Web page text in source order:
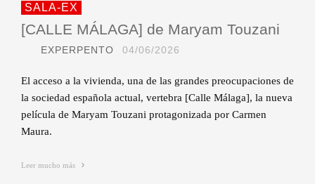
SALA-EX
[CALLE MÁLAGA] de Maryam Touzani
EXPERPENTO 04/06/2026
El acceso a la vivienda, una de las grandes preocupaciones de
la sociedad española actual, vertebra [Calle Málaga], la nueva
película de Maryam Touzani protagonizada por Carmen
Maura.
Leer mucho más